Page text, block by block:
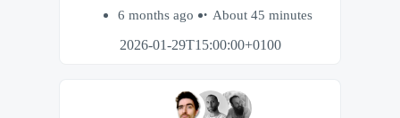
6 months ago
About 45 minutes
2026-01-29T15:00:00+0100